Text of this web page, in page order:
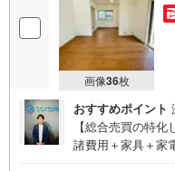
画像36枚
おすすめポイント
【総合売買の特
諸費用＋家具＋家